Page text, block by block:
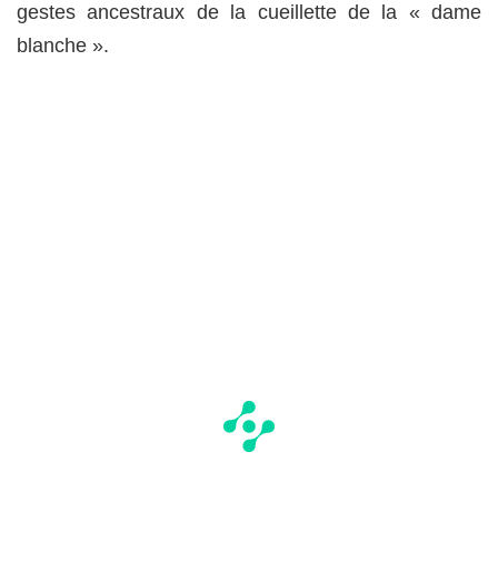
gestes ancestraux de la cueillette de la « dame
blanche ».